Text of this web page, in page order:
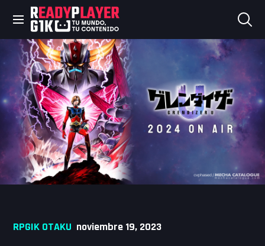
Skip
content
RPGIK OTAKU noviembre 19, 2023